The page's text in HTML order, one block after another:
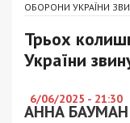
ОБОРОНИ УКРАЇНИ
Трьох
України
6/06/2025 - 21:30
АННА БАУМАН